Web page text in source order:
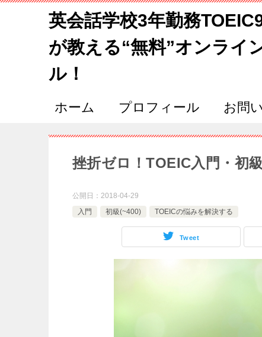
英会話学校3年勤務
が教える“無料”オンライ
ル！
ホーム プロフィール お問
挫折ゼロ！TOEIC入門・初
公開日： 2018-04-29
入門
初級(~400) TOEICの悩みを解決する
Tweet